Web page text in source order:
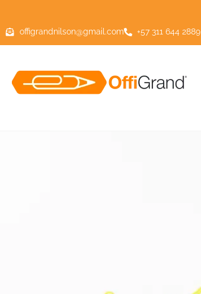
offigrandnilson@gmail.com +57 311 644 2889